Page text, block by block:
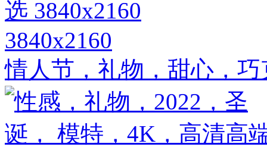
3840x2160
情人节，礼物，甜心，